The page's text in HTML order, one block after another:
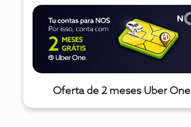
Oferta de 2 meses Uber One